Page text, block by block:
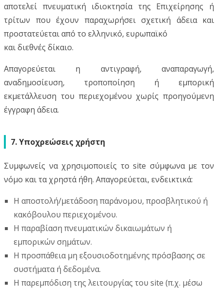
αποτελεί πνευματική ιδιοκτησία της Επιχείρησης ή
τρίτων που έχουν παραχωρήσει σχετική άδεια και
προστατεύεται από το ελληνικό, ευρωπαϊκό
και διεθνές δίκαιο.
Απαγορεύεται η αντιγραφή, αναπαραγωγή,
αναδημοσίευση, τροποποίηση ή εμπορική
εκμετάλλευση του περιεχομένου χωρίς προηγούμενη
έγγραφη άδεια.
7. Υποχρεώσεις χρήστη
Συμφωνείς να χρησιμοποιείς το site σύμφωνα με τον
νόμο και τα χρηστά ήθη. Απαγορεύεται, ενδεικτικά:
Η αποστολή/μετάδοση παράνομου, προσβλητικού ή
κακόβουλου περιεχομένου.
Η παραβίαση πνευματικών δικαιωμάτων ή
εμπορικών σημάτων.
Η προσπάθεια μη εξουσιοδοτημένης πρόσβασης σε
συστήματα ή δεδομένα.
Η παρεμπόδιση της λειτουργίας του site (π.χ. μέσω